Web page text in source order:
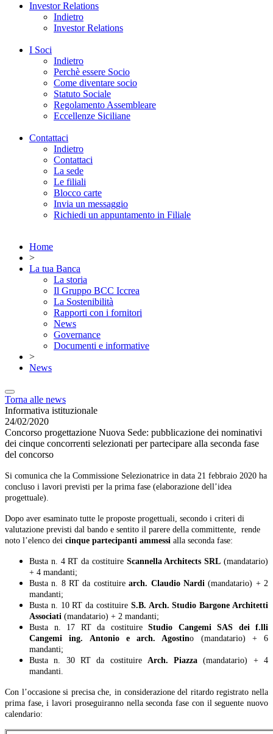
Investor Relations
Indietro
Investor Relations
I Soci
Indietro
Perchè essere Socio
Come diventare socio
Statuto Sociale
Regolamento Assembleare
Eccellenze Siciliane
Contattaci
Indietro
Contattaci
La sede
Le filiali
Blocco carte
Invia un messaggio
Richiedi un appuntamento in Filiale
Home
>
La tua Banca
La storia
Il Gruppo BCC Iccrea
La Sostenibilità
Rapporti con i fornitori
News
Governance
Documenti e informative
>
News
Torna alle news
Informativa istituzionale
24/02/2020
Concorso progettazione Nuova Sede: pubblicazione dei nominativi
dei cinque concorrenti selezionati per partecipare alla seconda fase
del concorso
Si comunica che la Commissione Selezionatrice in data 21 febbraio 2020 ha
concluso i lavori previsti per la prima fase (elaborazione dell’idea
progettuale).
Dopo aver esaminato tutte le proposte progettuali, secondo i criteri di
valutazione previsti dal bando e sentito il parere della committente, rende
noto l’elenco dei cinque partecipanti ammessi alla seconda fase:
Busta n. 4 RT da costituire Scannella Architects SRL (mandatario)
+ 4 mandanti;
Busta n. 8 RT da costituirearch. Claudio Nardi(mandatario) + 2
mandanti;
Busta n. 10 RT da costituire S.B. Arch. Studio Bargone Architetti
Associati (mandatario) + 2 mandanti;
Busta n. 17 RT da costituire Studio Cangemi SAS dei f.lli
Cangemi ing. Antonio e arch. Agostino (mandatario) + 6
mandanti;
Busta n. 30 RT da costituire Arch. Piazza (mandatario) + 4
mandanti.
Con l’occasione si precisa che, in considerazione del ritardo registrato nella
prima fase, i lavori proseguiranno nella seconda fase con il seguente nuovo
calendario: